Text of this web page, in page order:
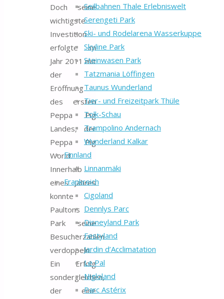
Seilbahnen Thale Erlebniswelt
Serengeti Park
Ski- und Rodelarena Wasserkuppe
Skyline Park
Steinwasen Park
Tatzmania Löffingen
Taunus Wunderland
Tier- und Freizeitpark Thüle
Tolk-Schau
Trampolino Andernach
Wunderland Kalkar
Finnland
Linnanmäki
Frankreich
Cigoland
Dennlys Parc
Disneyland Park
Festyland
Jardin d’Acclimatation
Le Pal
Nigloland
Parc Astérix
Doch seine
wichtigste
Investition
erfolgte im
Jahr 2011 mit
der
Eröffnung
des ersten
Peppa Pig
Landes, der
Peppa Pig
World.
Innerhalb
eines Jahres
konnte
Paultons
Park seine
Besucherzahlen
verdoppeln.
Ein Erfolg
sondergleichen,
der eine